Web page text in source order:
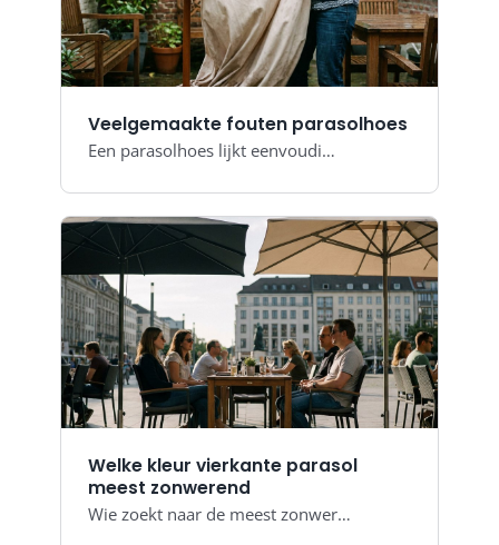
Veelgemaakte fouten parasolhoes
Een parasolhoes lijkt eenvoudi…
Welke kleur vierkante parasol
meest zonwerend
Wie zoekt naar de meest zonwer…